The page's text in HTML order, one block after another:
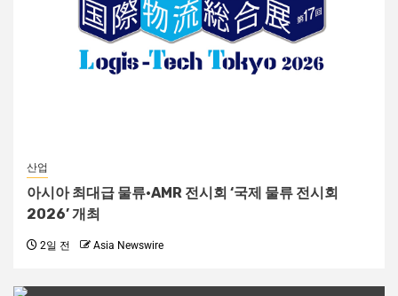
산업
아시아 최대급 물류·AMR 전시회 ‘국제 물류 전시회
2026’ 개최
2일 전 Asia Newswire